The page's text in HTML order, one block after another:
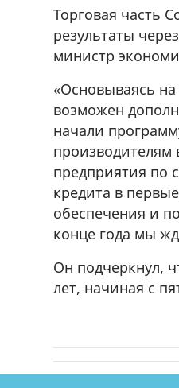
Торговая часть
результаты
министр
«Основываясь
возможен
начали
производителям
предприятия по
кредита в
обеспечения и
конце года мы
Он подчеркнул,
лет, начиная с